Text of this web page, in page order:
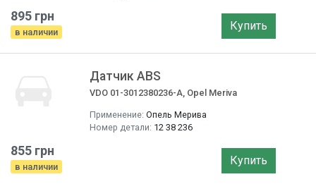
895 грн
в наличии Купить
Датчик ABS
VDO 01-3012380236-A, Opel Meriva
Применение: Опель Мерива
Номер детали: 12 38 236
855 грн
в наличии Купить